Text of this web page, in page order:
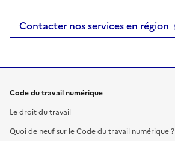
Contacter nos services en région
Code du travail numérique
Le droit du travail
Quoi de neuf sur le Code du travail numérique ?